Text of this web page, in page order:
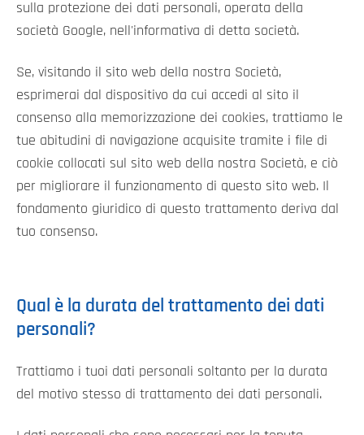
sulla protezione dei dati personali, operata della
società Google, nell'informativa di detta società.
Se, visitando il sito web della nostra Società,
esprimerai dal dispositivo da cui accedi al sito il
consenso alla memorizzazione dei cookies, trattiamo le
tue abitudini di navigazione acquisite tramite i file di
cookie collocati sul sito web della nostra Società, e ciò
per migliorare il funzionamento di questo sito web. Il
fondamento giuridico di questo trattamento deriva dal
tuo consenso.
Qual è la durata del trattamento dei dati
personali?
Trattiamo i tuoi dati personali soltanto per la durata
del motivo stesso di trattamento dei dati personali.